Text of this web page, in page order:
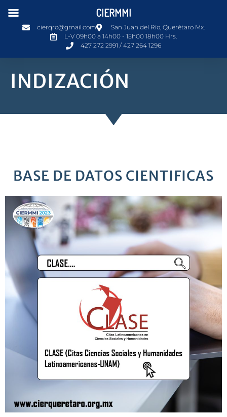
cierqro@gmail.com
San Juan del Río, Querétaro Mx.
L-V 09h00 a 14h00 - 15h00 18h00 Hrs.
427 272 2991 / 427 264 1296
INDIZACIÓN
BASE DE DATOS CIENTIFICAS
CIERMMI